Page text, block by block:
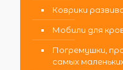
Коврики
Мобили для
Погремушки,
самых